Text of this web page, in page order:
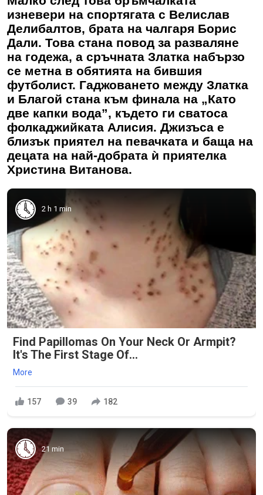
изневери на спортягата с Велислав
Делибалтов, брата на чалгаря Борис
Дали. Това стана повод за разваляне
на годежа, а сръчната Златка набързо
се метна в обятията на бившия
футболист. Гаджоването между Златка
и Благой стана към финала на „Като
две капки вода”, където ги сватоса
фолкаджийката Алисия. Джизъса е
близък приятел на певачката и баща на
децата на най-добрата ѝ приятелка
Христина Витанова.
2 h 1 min
Find Papillomas On Your Neck Or Armpit?
It's The First Stage Of...
More
157 39 182
21 min